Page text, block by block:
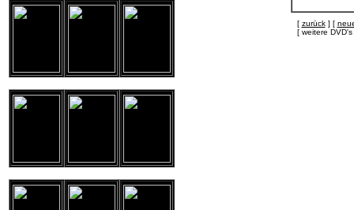
[ zurück] [
[ weitere